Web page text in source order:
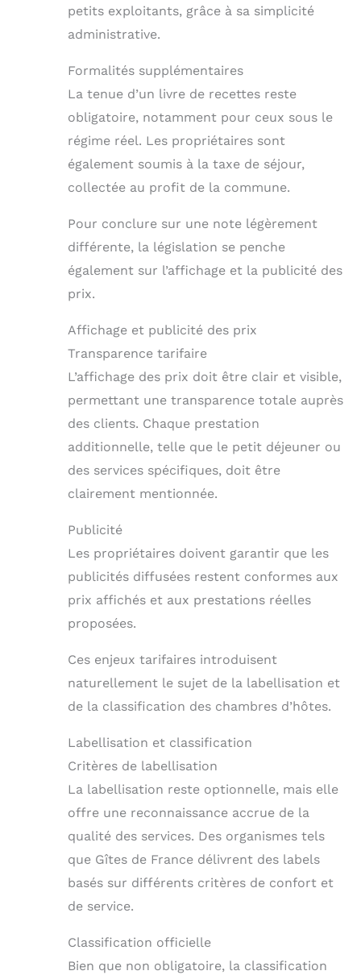
petits exploitants, grâce à sa simplicité
administrative.
Formalités supplémentaires
La tenue d’un livre de recettes reste
obligatoire, notamment pour ceux sous le
régime réel. Les propriétaires sont
également soumis à la taxe de séjour,
collectée au profit de la commune.
Pour conclure sur une note légèrement
différente, la législation se penche
également sur l’affichage et la publicité des
prix.
Affichage et publicité des prix
Transparence tarifaire
L’affichage des prix doit être clair et visible,
permettant une transparence totale auprès
des clients. Chaque prestation
additionnelle, telle que le petit déjeuner ou
des services spécifiques, doit être
clairement mentionnée.
Publicité
Les propriétaires doivent garantir que les
publicités diffusées restent conformes aux
prix affichés et aux prestations réelles
proposées.
Ces enjeux tarifaires introduisent
naturellement le sujet de la labellisation et
de la classification des chambres d’hôtes.
Labellisation et classification
Critères de labellisation
La labellisation reste optionnelle, mais elle
offre une reconnaissance accrue de la
qualité des services. Des organismes tels
que Gîtes de France délivrent des labels
basés sur différents critères de confort et
de service.
Classification officielle
Bien que non obligatoire, la classification